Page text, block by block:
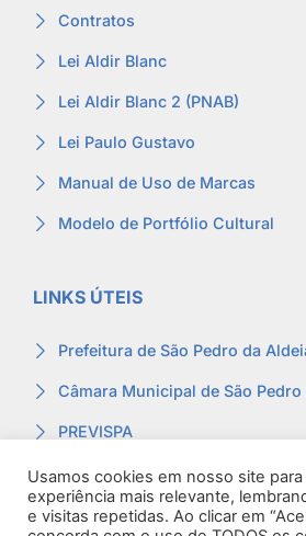
Contratos
Lei Aldir Blanc
Lei Aldir Blanc 2 (PNAB)
Lei Paulo Gustavo
Manual de Uso de Marcas
Modelo de Portfólio Cultural
LINKS ÚTEIS
Prefeitura de São Pedro da
Câmara Municipal de São Pedro
PREVISPA
Ouvidoria
Contracheque
Usamos cookies em nosso site
experiência mais relevante,
e visitas repetidas. Ao clicar em